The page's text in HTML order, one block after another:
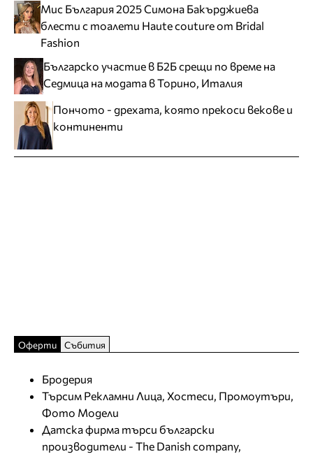
Мис България 2025 Симона Бакърджиева
блести с тоалети Haute couture от Bridal
Fashion
Българско участие в Б2Б срещи по време на
Седмица на модата в Торино, Италия
Пончото - дрехата, която прекоси векове и
континенти
Оферти Събития
Бродерия
Търсим Рекламни Лица, Хостеси, Промоутъри,
Фото Модели
Датска фирма търси български
производители - The Danish company,